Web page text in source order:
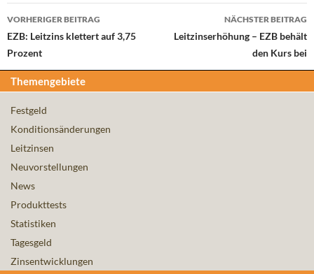
Beitrags-
Navigation
VORHERIGER BEITRAG
EZB: Leitzins klettert auf 3,75
Prozent
NÄCHSTER BEITRAG
Leitzinserhöhung – EZB behält
den Kurs bei
Themengebiete
Festgeld
Konditionsänderungen
Leitzinsen
Neuvorstellungen
News
Produkttests
Statistiken
Tagesgeld
Zinsentwicklungen